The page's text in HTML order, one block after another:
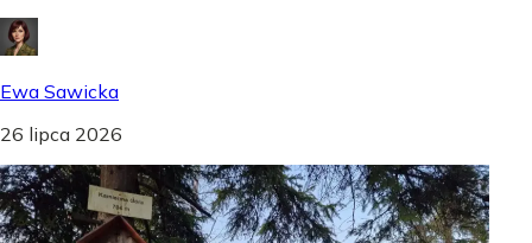
Ewa Sawicka
26 lipca 2026